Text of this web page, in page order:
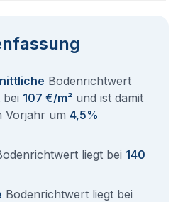
Bodenrichtwert
107 €/m² und ist damit
Vorjahr um 4,5%
liegt bei 140
Bodenrichtwert liegt bei